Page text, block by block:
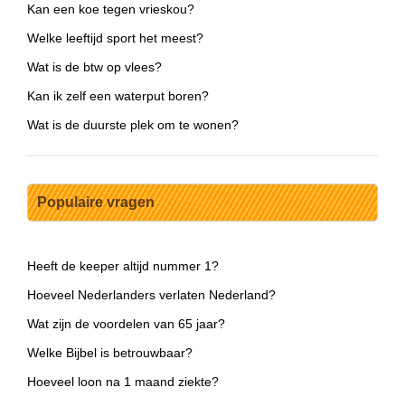
Kan een koe tegen vrieskou?
Welke leeftijd sport het meest?
Wat is de btw op vlees?
Kan ik zelf een waterput boren?
Wat is de duurste plek om te wonen?
Populaire vragen
Heeft de keeper altijd nummer 1?
Hoeveel Nederlanders verlaten Nederland?
Wat zijn de voordelen van 65 jaar?
Welke Bijbel is betrouwbaar?
Hoeveel loon na 1 maand ziekte?